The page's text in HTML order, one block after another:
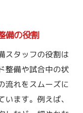
備の役割
スタッフの役割は
整備や試合中の状
流れをスムーズに
ます。例えば、